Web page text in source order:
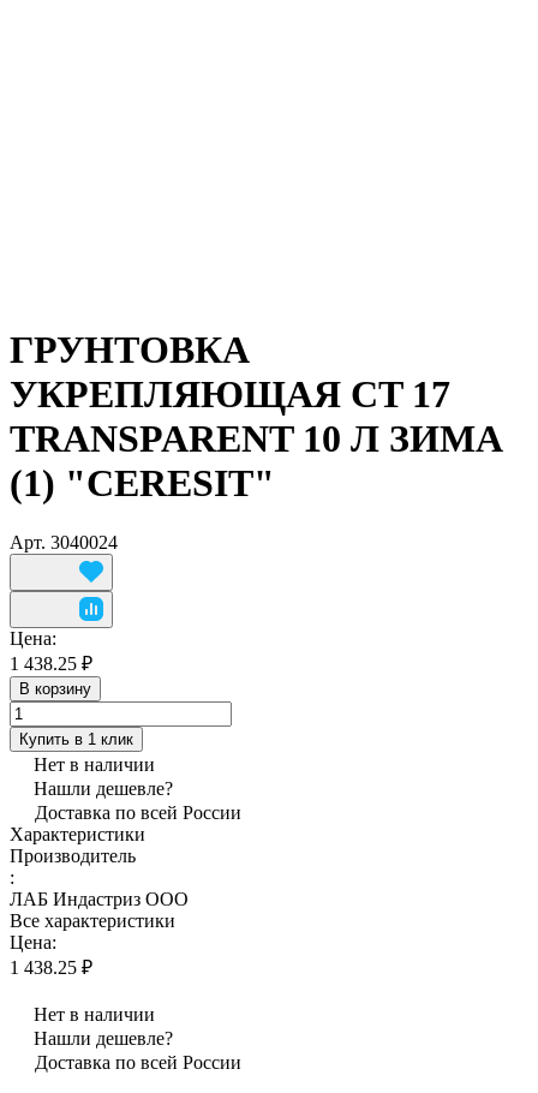
ГРУНТОВКА
УКРЕПЛЯЮЩАЯ CT 17
TRANSPARENT 10 Л ЗИМА
(1) "CERESIT"
Арт. 3040024
Цена:
1 438.25 ₽
В корзину
Купить в 1 клик
Нет в наличии
Нашли дешевле?
Доставка по всей России
Характеристики
Производитель
:
ЛАБ Индастриз ООО
Все характеристики
Цена:
1 438.25 ₽
Нет в наличии
Нашли дешевле?
Доставка по всей России